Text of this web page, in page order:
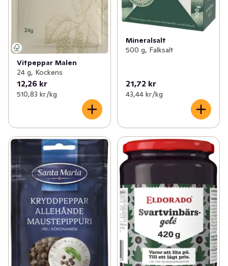
Vitpeppar Malen
24 g, Kockens
12,26 kr
510,83 kr /kg
Mineralsalt
500 g, Falksalt
21,72 kr
43,44 kr /kg